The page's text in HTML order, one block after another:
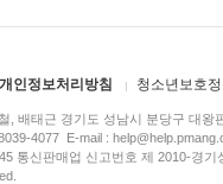
개인정보처리방침 청소년보호
, 배태근 경기도 성남시 분당구 대왕
4077 E-mail :
통신판매업 신고번호 제 2010-경